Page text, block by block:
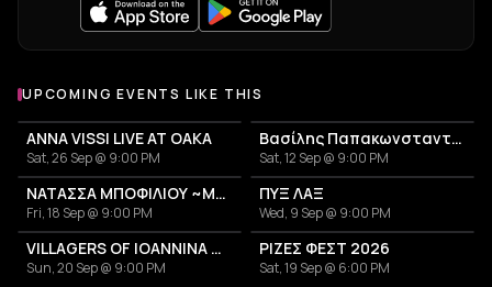
UPCOMING EVENTS LIKE THIS
ANNA VISSI LIVE AT OAKA
Sat, 26 Sep @ 9:00 PM
Βασίλης Παπακωνσταντίνου
Sat, 12 Sep @ 9:00 PM
ΝΑΤΑΣΣΑ ΜΠΟΦΙΛΙΟΥ ~ΜΕΤΡΗΜΑ~
Fri, 18 Sep @ 9:00 PM
ΠΥΞ ΛΑΞ
Wed, 9 Sep @ 9:00 PM
VILLAGERS OF IOANNINA CITY - VENCEREMOS 2026
Sun, 20 Sep @ 9:00 PM
ΡΙΖΕΣ ΦΕΣΤ 2026
Sat, 19 Sep @ 6:00 PM